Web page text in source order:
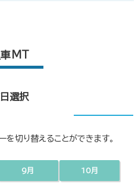
車MT
選択
を切り替えることができます。
9月 10月